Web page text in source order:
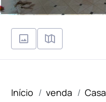
Início venda Casa